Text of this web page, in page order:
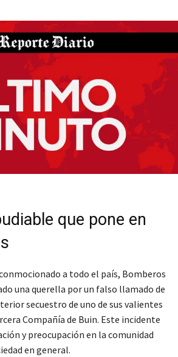
que pone en
a todo el país, Bomberos
una querella por un falso llamado de
secuestro de uno de sus valientes
Compañía de Buin. Este incidente
y preocupación en la comunidad
en general.